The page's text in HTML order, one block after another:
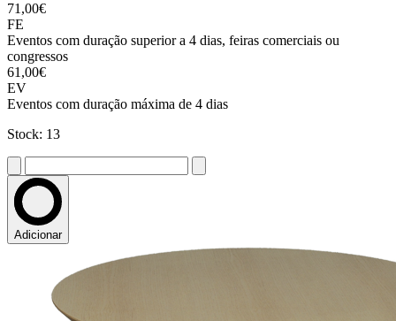
71,00€
FE
Eventos com duração superior a 4 dias, feiras comerciais ou
congressos
61,00€
EV
Eventos com duração máxima de 4 dias
Stock: 13
Adicionar